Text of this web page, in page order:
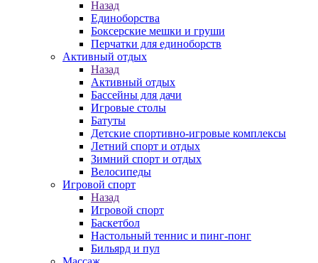
Назад
Единоборства
Боксерские мешки и груши
Перчатки для единоборств
Активный отдых
Назад
Активный отдых
Бассейны для дачи
Игровые столы
Батуты
Детские спортивно-игровые комплексы
Летний спорт и отдых
Зимний спорт и отдых
Велосипеды
Игровой спорт
Назад
Игровой спорт
Баскетбол
Настольный теннис и пинг-понг
Бильярд и пул